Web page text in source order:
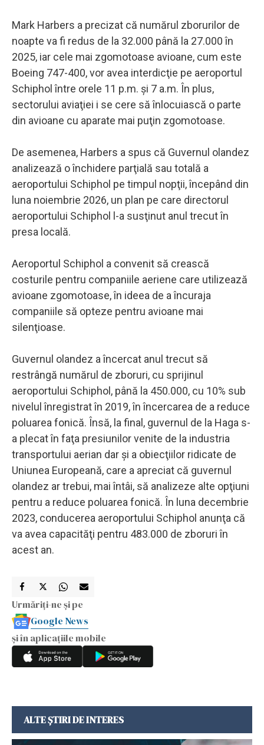
Mark Harbers a precizat că numărul zborurilor de
noapte va fi redus de la 32.000 până la 27.000 în
2025, iar cele mai zgomotoase avioane, cum este
Boeing 747-400, vor avea interdicţie pe aeroportul
Schiphol între orele 11 p.m. şi 7 a.m. În plus,
sectorului aviaţiei i se cere să înlocuiască o parte
din avioane cu aparate mai puţin zgomotoase.
De asemenea, Harbers a spus că Guvernul olandez
analizează o închidere parţială sau totală a
aeroportului Schiphol pe timpul nopţii, începând din
luna noiembrie 2026, un plan pe care directorul
aeroportului Schiphol l-a susţinut anul trecut în
presa locală.
Aeroportul Schiphol a convenit să crească
costurile pentru companiile aeriene care utilizează
avioane zgomotoase, în ideea de a încuraja
companiile să opteze pentru avioane mai
silenţioase.
Guvernul olandez a încercat anul trecut să
restrângă numărul de zboruri, cu sprijinul
aeroportului Schiphol, până la 450.000, cu 10% sub
nivelul înregistrat în 2019, în încercarea de a reduce
poluarea fonică. Însă, la final, guvernul de la Haga s-
a plecat în faţa presiunilor venite de la industria
transportului aerian dar şi a obiecţiilor ridicate de
Uniunea Europeană, care a apreciat că guvernul
olandez ar trebui, mai întâi, să analizeze alte opţiuni
pentru a reduce poluarea fonică. În luna decembrie
2023, conducerea aeroportului Schiphol anunţa că
va avea capacităţi pentru 483.000 de zboruri în
acest an.
Urmăriți-ne și pe
Google News
și în aplicațiile mobile
ALTE ȘTIRI DE INTERES